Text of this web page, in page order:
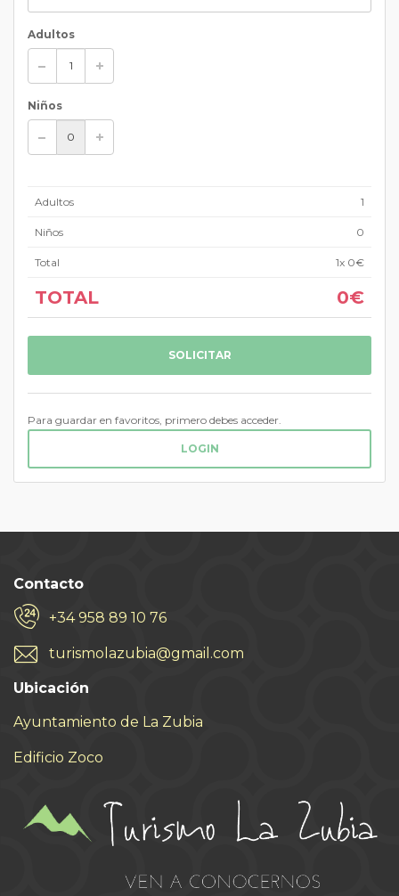
Adultos
Niños
Adultos 1
Niños 0
Total 1x 0€
TOTAL 0€
SOLICITAR
Para guardar en favoritos, primero debes acceder.
LOGIN
Contacto
+34 958 89 10 76
turismolazubia@gmail.com
Ubicación
Ayuntamiento de La Zubia
Edificio Zoco